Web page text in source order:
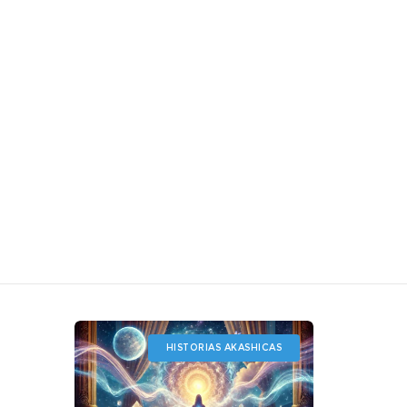
HISTORIAS AKASHICAS